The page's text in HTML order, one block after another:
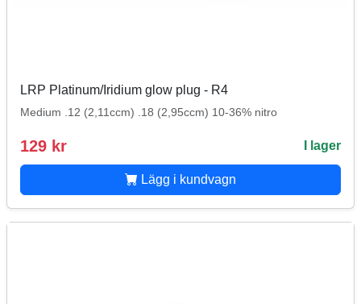
LRP Platinum/Iridium glow plug - R4
Medium .12 (2,11ccm) .18 (2,95ccm) 10-36% nitro
129 kr I lager
Lägg i kundvagn